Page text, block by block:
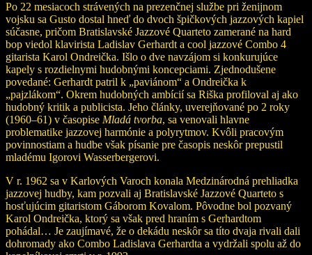
Po 22 mesiacoch strávených na prezenčnej službe pri ženijnom
vojsku sa Gusto dostal hneď do dvoch špičkových jazzových kapiel
súčasne, pričom Bratislavské Jazzové Quarteto zamerané na hard
bop viedol klavirista Ladislav Gerhardt a cool jazzové Combo 4
gitarista Karol Ondreička. Išlo o dve navzájom si konkurujúce
kapely s rozdielnymi hudobnými koncepciami. Zjednodušene
povedané: Gerhardt patril k „paviánom“ a Ondreička k
„pajzlákom“. Okrem hudobných ambícií sa Riška profiloval aj ako
hudobný kritik a publicista. Jeho články, uverejňované po 2 roky
(1960–61) v časopise Mladá tvorba, sa venovali hlavne
problematike jazzovej harmónie a polyrytmov. Kvôli pracovým
povinnostiam a hudbe však písanie pre časopis neskôr prepustil
mladému Igorovi Wasserbergerovi.
V r. 1962 sa v Karlových Varoch konala Medzinárodná prehliadka
jazzovej hudby, kam pozvali aj Bratislavské Jazzové Quarteto s
hosťujúcim gitaristom Gáborom Kovalom. Pôvodne bol pozvaný
Karol Ondreička, ktorý sa však pred hraním s Gerhardtom
pohádal… Je zaujímavé, že o dekádu neskôr sa títo dvaja rivali dali
dohromady ako Combo Ladislava Gerhardta a vydržali spolu až do